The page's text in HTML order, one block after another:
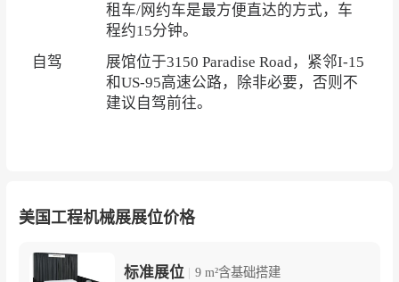
租车/网约车是最方便直达的方式，车
程约15分钟。
自驾
展馆位于3150 Paradise Road，紧邻I-15
和US-95高速公路，除非必要，否则不
建议自驾前往。
美国工程机械展展位价格
标准展位 | 9 m²含基础搭建